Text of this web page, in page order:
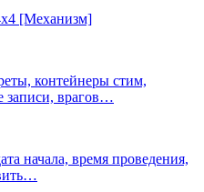
[Механизм]
контейнеры стим,
записи, врагов…
начала, время проведения,